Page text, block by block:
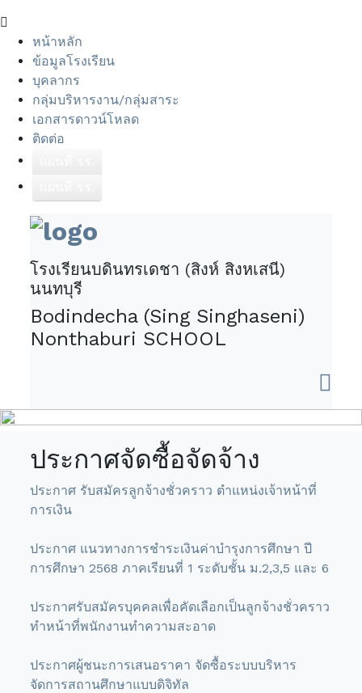
หน้าหลัก
ข้อมูลโรงเรียน
บุคลากร
กลุ่มบริหารงาน/กลุ่มสาระ
เอกสารดาวน์โหลด
ติดต่อ
โรงเรียนบดินทรเดชา (สิงห์ สิงหเสนี)
นนทบุรี
Bodindecha (Sing Singhaseni)
Nonthaburi SCHOOL
ประกาศจัดซื้อจัดจ้าง
ประกาศ รับสมัครลูกจ้างชั่วคราว ตำแหน่งเจ้าหน้าที่
การเงิน
ประกาศ แนวทางการชำระเงินค่าบำรุงการศึกษา ปี
การศึกษา 2568 ภาคเรียนที่ 1 ระดับชั้น ม.2,3,5 และ 6
ประกาศรับสมัครบุคคลเพื่อคัดเลือกเป็นลูกจ้างชั่วคราว
ทำหน้าที่พนักงานทำความสะอาด
ประกาศผู้ชนะการเสนอราคา จัดซื้อระบบบริหาร
จัดการสถานศึกษาแบบดิจิทัล